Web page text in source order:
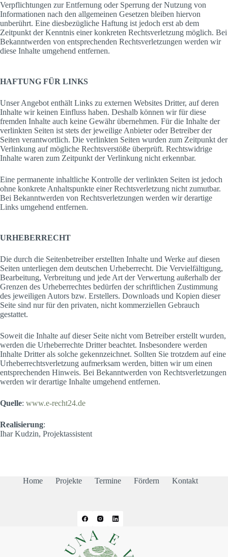
Verpflichtungen zur Entfernung oder Sperrung der Nutzung von
Informationen nach den allgemeinen Gesetzen bleiben hiervon
unberührt. Eine diesbezügliche Haftung ist jedoch erst ab dem
Zeitpunkt der Kenntnis einer konkreten Rechtsverletzung möglich. Bei
Bekanntwerden von entsprechenden Rechtsverletzungen werden wir
diese Inhalte umgehend entfernen.
HAFTUNG FÜR LINKS
Unser Angebot enthält Links zu externen Websites Dritter, auf deren
Inhalte wir keinen Einfluss haben. Deshalb können wir für diese
fremden Inhalte auch keine Gewähr übernehmen. Für die Inhalte der
verlinkten Seiten ist stets der jeweilige Anbieter oder Betreiber der
Seiten verantwortlich. Die verlinkten Seiten wurden zum Zeitpunkt der
Verlinkung auf mögliche Rechtsverstöße überprüft. Rechtswidrige
Inhalte waren zum Zeitpunkt der Verlinkung nicht erkennbar.
Eine permanente inhaltliche Kontrolle der verlinkten Seiten ist jedoch
ohne konkrete Anhaltspunkte einer Rechtsverletzung nicht zumutbar.
Bei Bekanntwerden von Rechtsverletzungen werden wir derartige
Links umgehend entfernen.
URHEBERRECHT
Die durch die Seitenbetreiber erstellten Inhalte und Werke auf diesen
Seiten unterliegen dem deutschen Urheberrecht. Die Vervielfältigung,
Bearbeitung, Verbreitung und jede Art der Verwertung außerhalb der
Grenzen des Urheberrechtes bedürfen der schriftlichen Zustimmung
des jeweiligen Autors bzw. Erstellers. Downloads und Kopien dieser
Seite sind nur für den privaten, nicht kommerziellen Gebrauch
gestattet.
Soweit die Inhalte auf dieser Seite nicht vom Betreiber erstellt wurden,
werden die Urheberrechte Dritter beachtet. Insbesondere werden
Inhalte Dritter als solche gekennzeichnet. Sollten Sie trotzdem auf eine
Urheberrechtsverletzung aufmerksam werden, bitten wir um einen
entsprechenden Hinweis. Bei Bekanntwerden von Rechtsverletzungen
werden wir derartige Inhalte umgehend entfernen.
Quelle: www.e-recht24.de
Realisierung:
Ihar Kudzin, Projektassistent
Home Projekte Termine Fördern Kontakt